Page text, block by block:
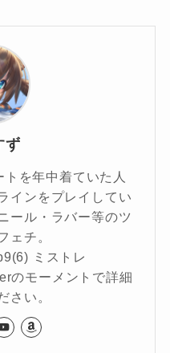
ず
を年中着ていた人
インをプレイしてい
ール・ラバー等のツ
ェチ。
ミストレ
のモーメントで詳細
さい。